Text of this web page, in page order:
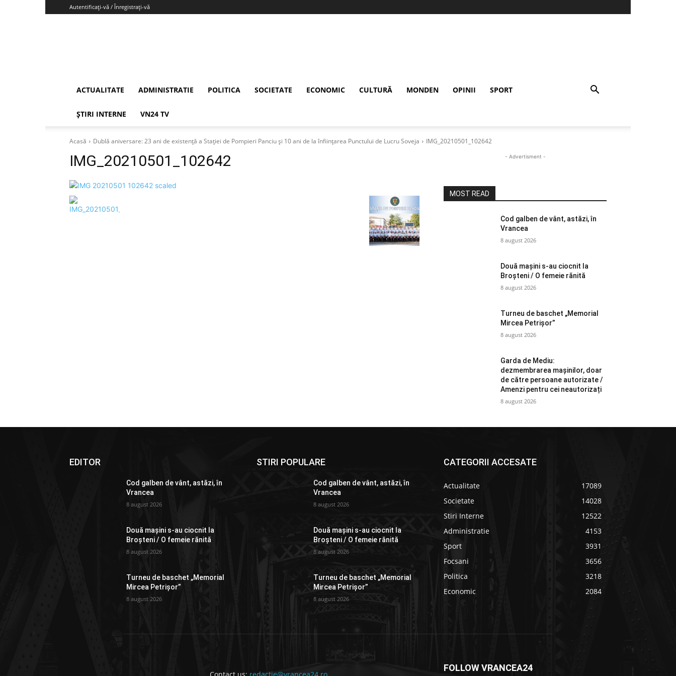
Autentificați-vă / Înregistrați-vă
ACTUALITATE ADMINISTRATIE POLITICA SOCIETATE ECONOMIC CULTURĂ MONDEN OPINII SPORT
ȘTIRI INTERNE VN24 TV
Acasă Dublă aniversare: 23 ani de existență a Staţiei de Pompieri Panciu și 10 ani de la înființarea Punctului de Lucru Soveja IMG_20210501_102642
IMG_20210501_102642 - Advertisment -
MOST READ
Cod galben de vânt, astăzi, în
Vrancea
8 august 2026
Două mașini s-au ciocnit la
Broșteni / O femeie rănită
8 august 2026
Turneu de baschet „Memorial
Mircea Petrișor”
8 august 2026
Garda de Mediu:
dezmembrarea mașinilor, doar
de către persoane autorizate /
Amenzi pentru cei neautorizați
8 august 2026
EDITOR
Cod galben de vânt, astăzi, în
Vrancea
8 august 2026
Două mașini s-au ciocnit la
Broșteni / O femeie rănită
8 august 2026
Turneu de baschet „Memorial
Mircea Petrișor”
8 august 2026
STIRI POPULARE
Cod galben de vânt, astăzi, în
Vrancea
8 august 2026
Două mașini s-au ciocnit la
Broșteni / O femeie rănită
8 august 2026
Turneu de baschet „Memorial
Mircea Petrișor”
8 august 2026
CATEGORII ACCESATE
Actualitate
17089
Societate
14028
Stiri Interne
12522
Administratie
4153
Sport
3931
Focsani
3656
Politica
3218
Economic
2084
FOLLOW VRANCEA24